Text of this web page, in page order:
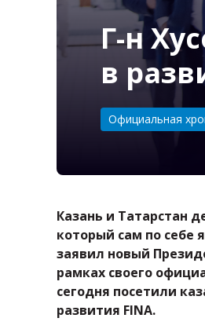
Г-н
в
Категория:
Официальная
Казань и Татарстан
который сам по себе
заявил новый
рамках своего
сегодня посетили
развития FINA.